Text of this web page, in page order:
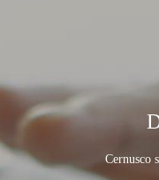
Cernusco